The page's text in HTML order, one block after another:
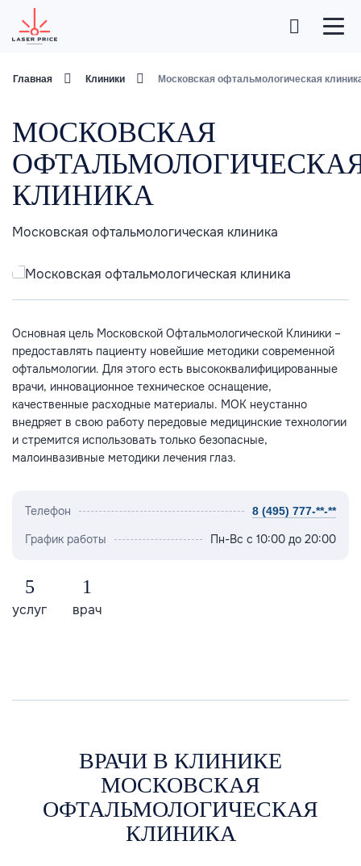
Главная Клиники Московская офтальмологическая
МОСКОВСКАЯ
КЛИНИКА
Московская офтальмологическая клиника
Основная цель Московской Офтальмологической Клиники –
предоставлять пациенту новейшие методики современной
офтальмологии. Для этого есть высококвалифицированные
врачи, инновационное техническое оснащение,
качественные расходные материалы. МОК неустанно
внедряет в свою работу передовые медицинские технологии
и стремится использовать только безопасные,
малоинвазивные методики лечения глаз.
Телефон 8 (495) 777-**-**
График работы Пн-Вс с 10:00 до 20:00
5
услуг
1
врач
ВРАЧИ В КЛИНИКЕ
МОСКОВСКАЯ
ОФТАЛЬМОЛОГИЧЕСКАЯ
КЛИНИКА